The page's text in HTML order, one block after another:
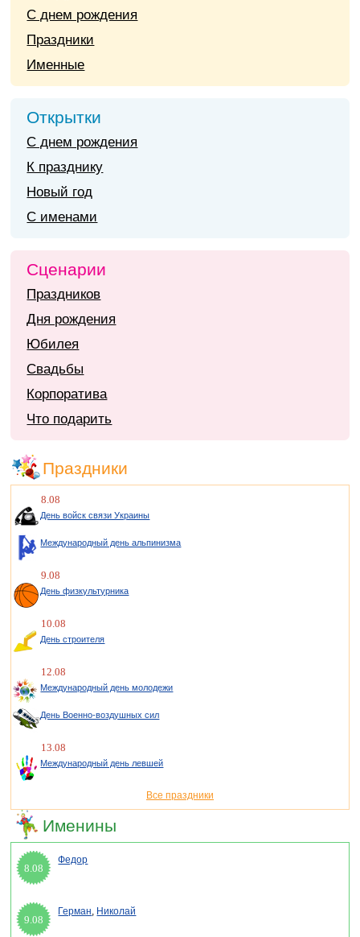
С днем рождения
Праздники
Именные
Открытки
С днем рождения
К празднику
Новый год
С именами
Сценарии
Праздников
Дня рождения
Юбилея
Свадьбы
Корпоратива
Что подарить
Праздники
8.08
День войск связи Украины
Международный день альпинизма
9.08
День физкультурника
10.08
День строителя
12.08
Международный день молодежи
День Военно-воздушных сил
13.08
Международный день левшей
Все праздники
Именины
8.08
Федор
9.08
Герман, Николай